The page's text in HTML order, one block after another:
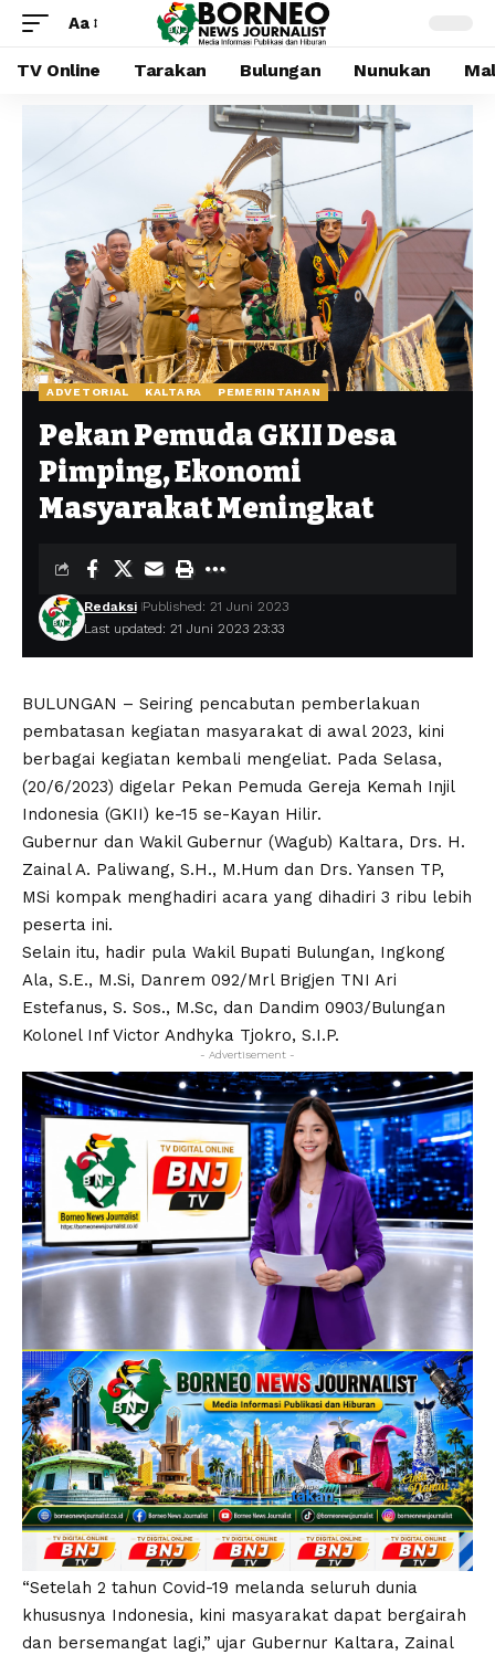
Aa
TV Online Tarakan Bulungan Nunukan
ADVETORIAL KALTARA PEMERINTAHAN
Pekan Pemuda GKII Desa
Pimping, Ekonomi
Masyarakat Meningkat
Last updated: 21 Juni 2023 23:33
Redaksi Published: 21 Juni 2023
BULUNGAN – Seiring pencabutan pemberlakuan
pembatasan kegiatan masyarakat di awal 2023, kini
berbagai kegiatan kembali mengeliat. Pada Selasa,
(20/6/2023) digelar Pekan Pemuda Gereja Kemah Injil
Indonesia (GKII) ke-15 se-Kayan Hilir.
Gubernur dan Wakil Gubernur (Wagub) Kaltara, Drs. H.
Zainal A. Paliwang, S.H., M.Hum dan Drs. Yansen TP,
MSi kompak menghadiri acara yang dihadiri 3 ribu lebih
peserta ini.
Selain itu, hadir pula Wakil Bupati Bulungan, Ingkong
Ala, S.E., M.Si, Danrem 092/Mrl Brigjen TNI Ari
Estefanus, S. Sos., M.Sc, dan Dandim 0903/Bulungan
Kolonel Inf Victor Andhyka Tjokro, S.I.P.
- Advertisement -
“Setelah 2 tahun Covid-19 melanda seluruh dunia
khususnya Indonesia, kini masyarakat dapat bergairah
dan bersemangat lagi,” ujar Gubernur Kaltara, Zainal